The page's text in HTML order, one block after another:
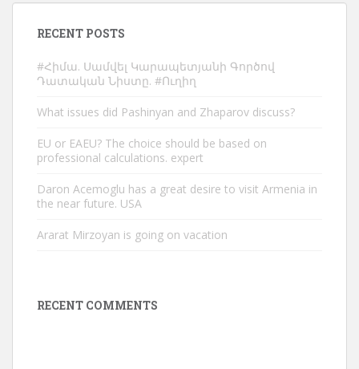
RECENT POSTS
#Հիմա. Սամվել Կարապետյանի Գործով
Դատական Նիստը. #Ուղիղ
What issues did Pashinyan and Zhaparov discuss?
EU or EAEU? The choice should be based on
professional calculations. expert
Daron Acemoglu has a great desire to visit Armenia in
the near future. USA
Ararat Mirzoyan is going on vacation
RECENT COMMENTS